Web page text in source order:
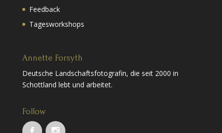
Feedback
Tagesworkshops
Annette Forsyth
Deutsche Landschaftsfotografin, die seit 2000 in
Schottland lebt und arbeitet.
Follow